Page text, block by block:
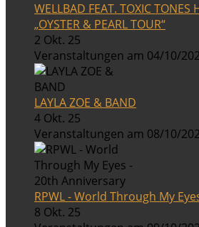
WELLBAD FEAT. TOXIC TONES
„OYSTER & PEARL TOUR“
2 Okt. 25
Veranstaltungen am 04/10/
LAYLA ZOE & BAND
4 Okt. 25
Veranstaltungen am 08/10/
RPWL - World Through My
8 Okt. 25